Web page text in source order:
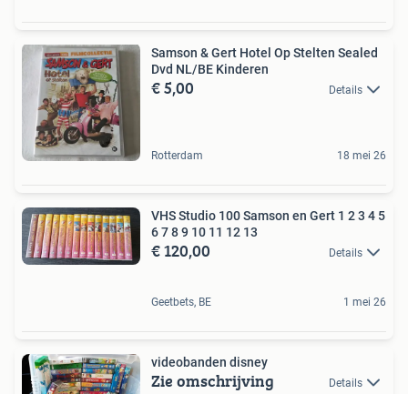
Samson & Gert Hotel Op Stelten Sealed
Dvd NL/BE Kinderen
€ 5,00 Details
Rotterdam 18 mei 26
VHS Studio 100 Samson en Gert 1 2 3 4 5
6 7 8 9 10 11 12 13
€ 120,00 Details
Geetbets, BE 1 mei 26
videobanden disney
Zie omschrijving Details